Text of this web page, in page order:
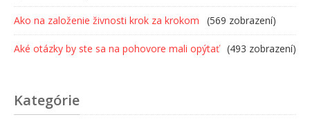
Ako na založenie živnosti krok za krokom (569 zobrazení)
Aké otázky by ste sa na pohovore mali opýtať (493 zobrazení)
Kategórie